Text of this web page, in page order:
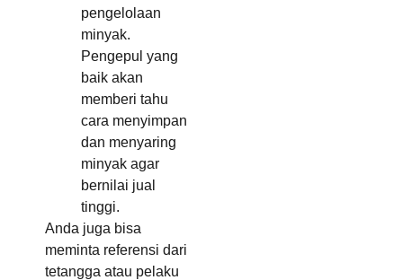
pengelolaan
minyak.
Pengepul yang
baik akan
memberi tahu
cara menyimpan
dan menyaring
minyak agar
bernilai jual
tinggi.
Anda juga bisa
meminta referensi dari
tetangga atau pelaku